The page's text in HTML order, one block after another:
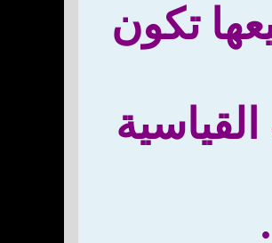
) وجميعها تكون